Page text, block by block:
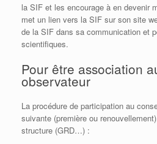
la SIF et les encourage à en devenir
met un lien vers la SIF sur son site
de la SIF dans sa communication et
scientifiques.
Pour être association
observateur
La procédure de participation au
suivante (première ou
structure (GRD…) :